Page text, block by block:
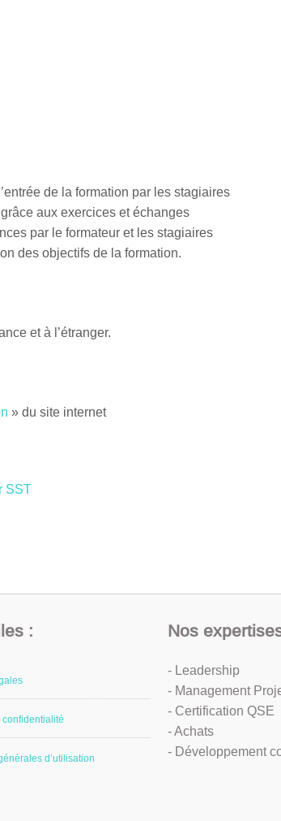
de la formation par les stagiaires
aux exercices et échanges
par le formateur et les stagiaires
des objectifs de la formation.
et à l’étranger.
» du site internet
SST
:
confidentialité
d’utilisation
Nos
- Leadership
- Management
- Certification QSE
- Achats
- Développement